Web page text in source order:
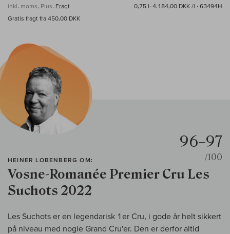
inkl. moms, Plus. Fragt 0,75 l· 4.184,00 DKK /l · 63494H
Gratis fragt fra 450,00 DKK
HEINER LOBENBERG OM:
Vosne-Romanée Premier Cru Les
Suchots 2022
96–97
/100
Les Suchots er en legendarisk 1er Cru, i gode år helt sikkert
på niveau med nogle Grand Cru'er. Den er derfor altid